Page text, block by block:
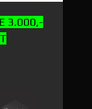
3.000,-